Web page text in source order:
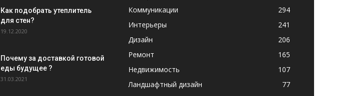
Как подобрать утеплитель
для стен?
19.12.2020
Почему за доставкой готовой
еды будущее ?
31.03.2021
Коммуникации
294
Интерьеры
241
Дизайн
206
Ремонт
165
Недвижимость
107
Ландшафтный дизайн
77